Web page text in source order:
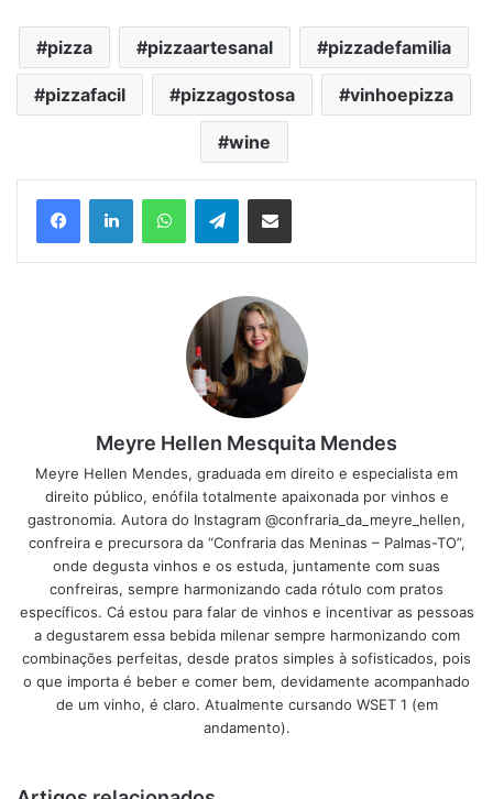
pizza pizzaartesanal pizzadefamilia
pizzafacil pizzagostosa vinhoepizza
wine
Telegram
Meyre Hellen Mesquita Mendes
Meyre Hellen Mendes, graduada em direito e especialista em
direito público, enófila totalmente apaixonada por vinhos e
gastronomia. Autora do Instagram @confraria_da_meyre_hellen,
confreira e precursora da “Confraria das Meninas – Palmas-TO”,
onde degusta vinhos e os estuda, juntamente com suas
confreiras, sempre harmonizando cada rótulo com pratos
específicos. Cá estou para falar de vinhos e incentivar as pessoas
a degustarem essa bebida milenar sempre harmonizando com
combinações perfeitas, desde pratos simples à sofisticados, pois
o que importa é beber e comer bem, devidamente acompanhado
de um vinho, é claro. Atualmente cursando WSET 1 (em
andamento).